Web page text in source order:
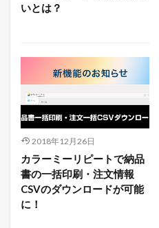
いとは？
2018年12月26日
カラーミーリピートで納品
書の一括印刷・注文情報
CSVのダウンロードが可能
に！